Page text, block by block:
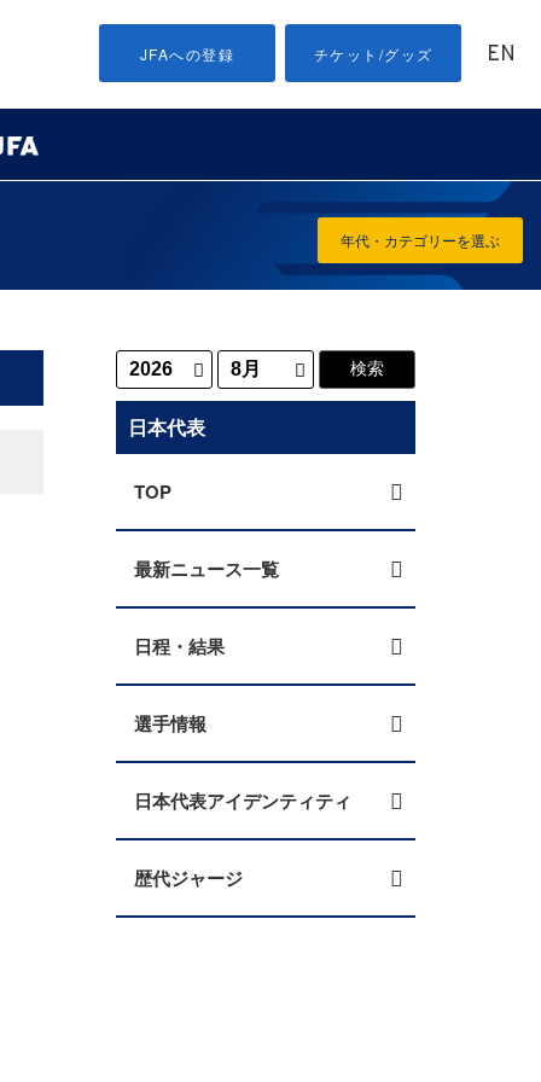
JFAへの登録 チケット/グッズ EN
年代・カテゴリーを選ぶ
日本代表
TOP
最新ニュース一覧
日程・結果
選手情報
日本代表アイデンティティ
歴代ジャージ